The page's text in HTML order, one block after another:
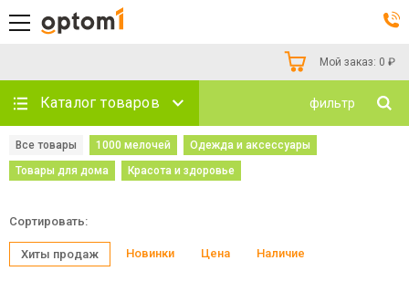
Мой заказ: 0 ₽
Каталог товаров фильтр
Все товары 1000 мелочей
Одежда и аксессуары
Товары для дома
Красота и здоровье
Сортировать:
Хиты продаж Новинки Цена Наличие